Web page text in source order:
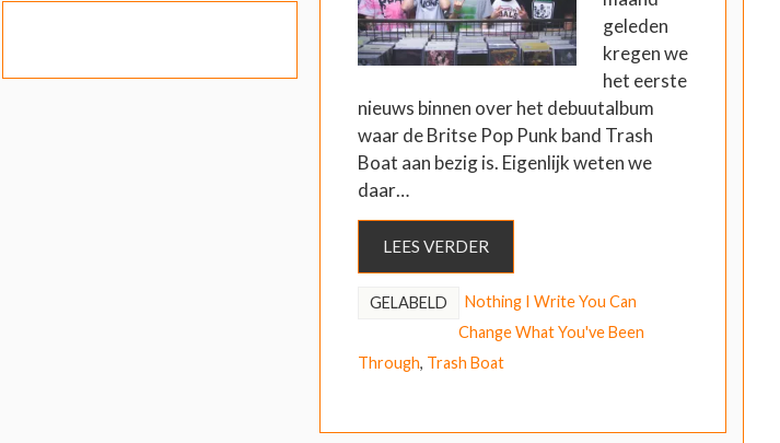
geleden
kregen we
het eerste
nieuws binnen over het debuutalbum
waar de Britse Pop Punk band Trash
Boat aan bezig is. Eigenlijk weten we
daar…
LEES VERDER
GELABELD
Nothing I Write You Can
Change What You've Been
Through, Trash Boat